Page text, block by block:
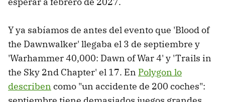
Y ya sabíamos de antes del evento que 'Blood of
the Dawnwalker' llegaba el 3 de septiembre y
'Warhammer 40,000: Dawn of War 4' y 'Trails in
the Sky 2nd Chapter' el 17. En Polygon lo
describen como "un accidente de 200 coches":